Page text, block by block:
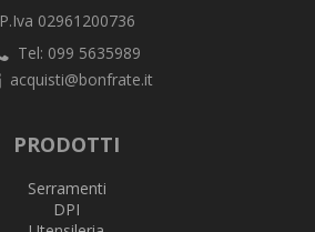
P.Iva 02961200736
Tel: 099 5635989
acquisti@bonfrate.it
PRODOTTI
Serramenti
DPI